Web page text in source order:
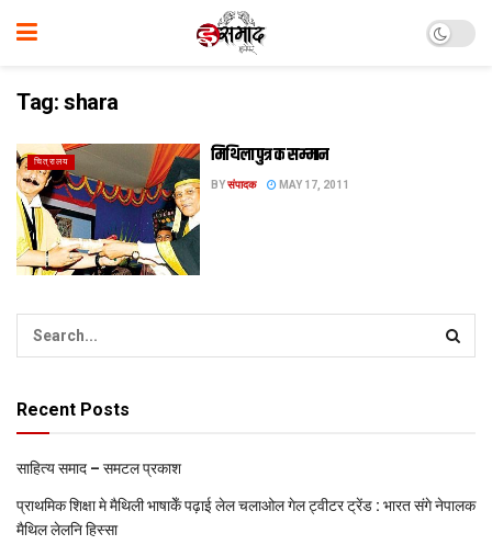
Tag: shara
चित्रालय मिथिला पुत्र क सम्‍मान
BYसंपादक MAY 17, 2011
Recent Posts
साहित्य समाद – समटल प्रकाश
प्राथमिक शि‍क्षा मे मैथि‍ली भाषाकेँ पढ़ाई लेल चलाओल गेल ट्वीटर ट्रेंड : भारत संगे नेपालक
मैथिल लेलनि हिस्सा